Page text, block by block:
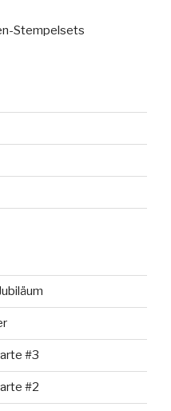
Stempelsets
#3
#2